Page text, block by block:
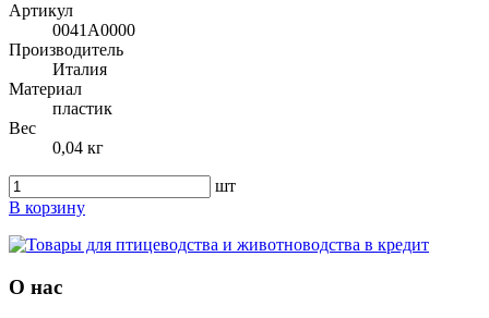
Артикул
0041A0000
Производитель
Италия
Материал
пластик
Вес
0,04 кг
шт
В корзину
О нас